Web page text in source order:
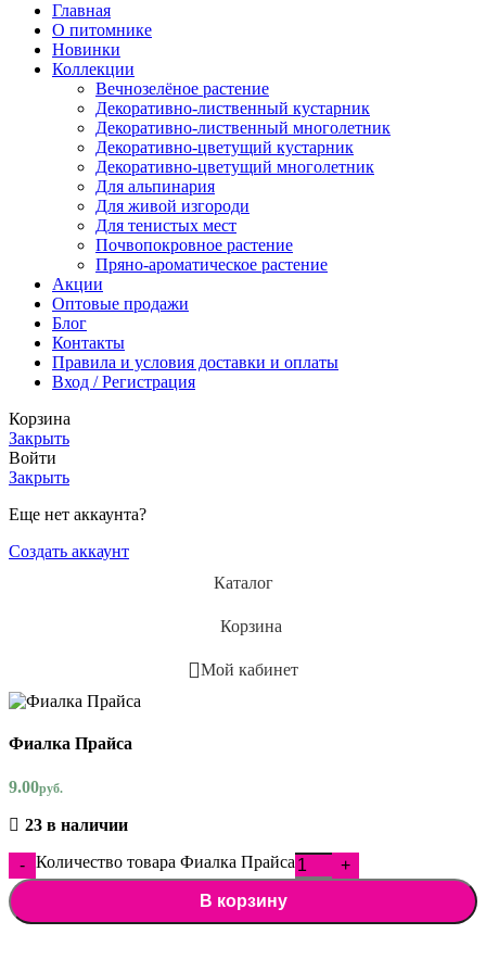
Главная
О питомнике
Новинки
Коллекции
Вечнозелёное растение
Декоративно-лиственный кустарник
Декоративно-лиственный многолетник
Декоративно-цветущий кустарник
Декоративно-цветущий многолетник
Для альпинария
Для живой изгороди
Для тенистых мест
Почвопокровное растение
Пряно-ароматическое растение
Акции
Оптовые продажи
Блог
Контакты
Правила и условия доставки и оплаты
Вход / Регистрация
Корзина
Закрыть
Войти
Закрыть
Еще нет аккаунта?
Создать аккаунт
Каталог
Корзина
Мой кабинет
Фиалка Прайса
9.00руб.
23 в наличии
Количество товара Фиалка Прайса
В корзину